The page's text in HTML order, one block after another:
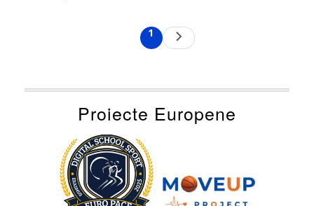
Current
page
1
Next
page
Proiecte Europene